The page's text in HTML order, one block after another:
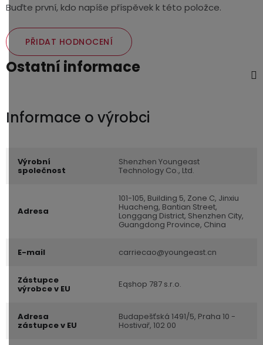
Buďte první, kdo napíše příspěvek k této položce.
PŘIDAT HODNOCENÍ
Ostatní informace
Výrobní
společnost
Shenzhen Youngeast
Technology Co., Ltd.
Adresa
101-105, Building 5, Zone C, Jinxiu
Huacheng, Bantian Street,
Longgang District, Shenzhen City,
Guangdong Province, China
E-mail carriecao@youngeast.cn
Zástupce
výrobce v EU Eqshop 787 s.r.o.
Adresa
zástupce v EU
Budapešťská 1491/5, Praha 10 -
Hostivař, 102 00